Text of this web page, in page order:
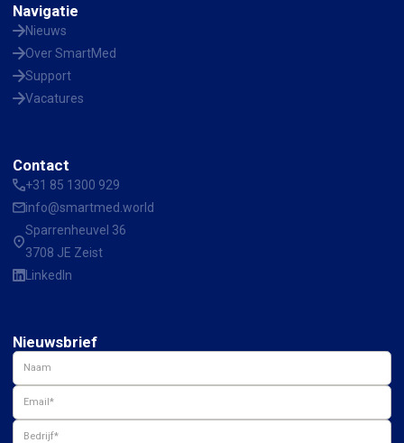
Navigatie
Nieuws
Over SmartMed
Support
Vacatures
Contact
+31 85 1300 929
info@smartmed.world
Sparrenheuvel 36
3708 JE Zeist
LinkedIn
Nieuwsbrief